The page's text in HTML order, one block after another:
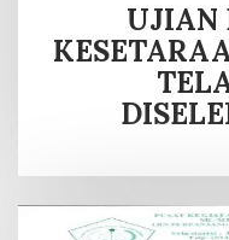
UJIAN